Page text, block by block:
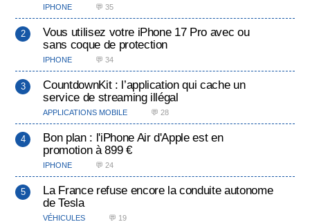
IPHONE 💬 35
Vous utilisez votre iPhone 17 Pro avec ou
sans coque de protection
IPHONE 💬 34
CountdownKit : l’application qui cache un
service de streaming illégal
APPLICATIONS MOBILE 💬 28
Bon plan : l'iPhone Air d'Apple est en
promotion à 899 €
IPHONE 💬 24
La France refuse encore la conduite autonome
de Tesla
VÉHICULES 💬 19